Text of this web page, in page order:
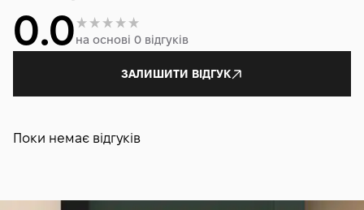
0.0на основі 0 відгуків
ЗАЛИШИТИ ВІДГУК
Поки немає відгуків